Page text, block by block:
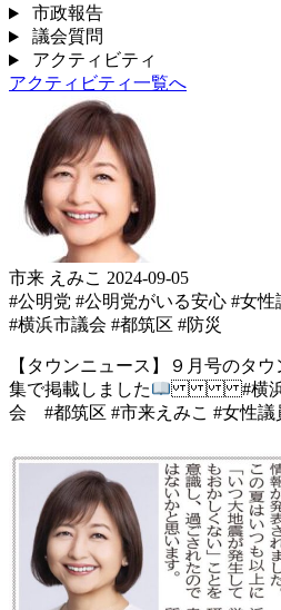
市政報告
議会質問
アクティビティ
アクティビティ一覧へ
市来 えみこ 2024-09-05
#公明党 #公明党がいる安心 #女性
#横浜市議会 #都筑区 #防災
【タウンニュース】 ９月号のタ
集で掲載しました
#横浜市
会 #都筑区 #市来えみこ #女性議